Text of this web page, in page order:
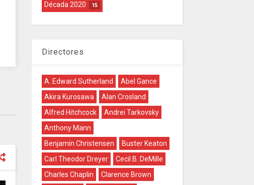
Década 2020 15
Directores
A. Edward Sutherland
Abel Gance
Akira Kurosawa
Alan Crosland
Alfred Hitchcock
Andrei Tarkovsky
Anthony Mann
Benjamin Christensen
Buster Keaton
Carl Theodor Dreyer
Cecil B. DeMille
Charles Chaplin
Clarence Brown